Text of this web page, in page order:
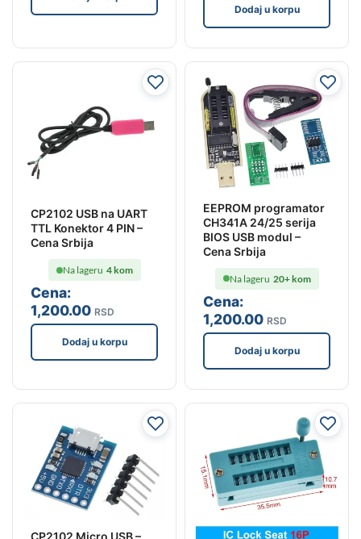
Dodaj u korpu
CP2102 USB na UART
TTL Konektor 4 PIN –
Cena Srbija
Cena:
1,200.00 RSD
Na lageru 4 kom
Dodaj u korpu
EEPROM programator
CH341A 24/25 serija
BIOS USB modul –
Cena Srbija
Cena:
1,200.00 RSD
Na lageru 20+ kom
Dodaj u korpu